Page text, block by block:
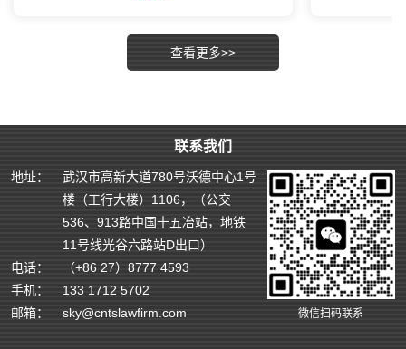
查看更多>>
联系我们
地址：
武汉市高新大道780号沃德中心1号
楼（工行大楼）1106，（公交
536、913路中国十五冶站，地铁
11号线光谷六路站D出口）
电话：
（+86 27）8777 4593
手机：
133 1712 5702
邮箱：
sky@cntslawfirm.com 微信扫码联系